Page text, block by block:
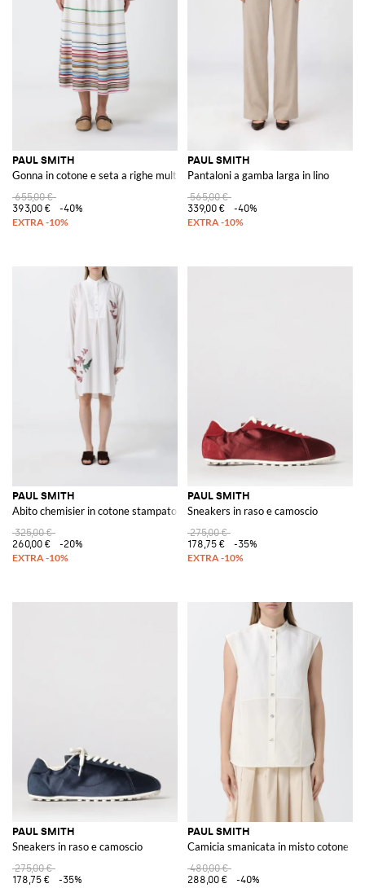
PAUL SMITH
Gonna in cotone e seta a righe multicolor
655,00 €
393,00 €
-40%
PAUL SMITH
Pantaloni a gamba larga in lino
565,00 €
339,00 €
-40%
PAUL SMITH
Abito chemisier in cotone stampato
325,00 €
260,00 €
-20%
PAUL SMITH
Sneakers in raso e camoscio
275,00 €
178,75 €
-35%
PAUL SMITH
Sneakers in raso e camoscio
275,00 €
178,75 €
-35%
PAUL SMITH
Camicia smanicata in misto cotone
480,00 €
288,00 €
-40%